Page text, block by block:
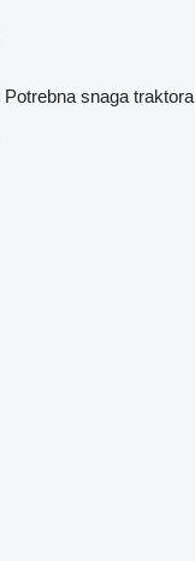
Potrebna snaga traktora